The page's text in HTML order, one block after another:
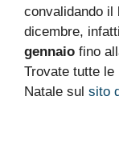
convalidando il
dicembre,
gennaio fino
Trovate tutte
Natale sul sito